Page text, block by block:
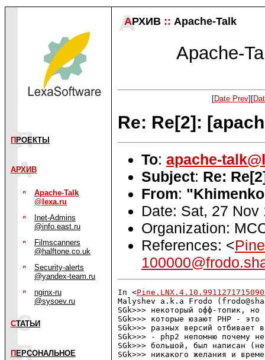
П РОЕКТЫ
АРХИВ
Apache-Talk
@lexa.ru
Inet-Admins
@info.east.ru
Filmscanners
@halftone.co.uk
Security-alerts
@yandex-team.ru
nginx-ru
@sysoev.ru
СТАТЬИ
П ЕРСОНАЛЬНОЕ
АРХИВ :: Apache-Talk
Apache-
[Date Prev][
Re: Re[2]:
To: apache-
Subject: Re:
From:
Date: Sat, 27
Organization:
References: <
In <
Malyshev a.k.a Frodo
SGk>>> некоторый офф-топик,
SGk>>> которые юзают PHP -
SGk>>> разных версий
SGk>>> - php2 непомню почему
SGk>>> большой, был написан
SGk>>> никакого желания и